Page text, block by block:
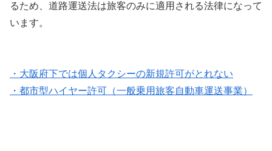
るため、道路運送法は旅客のみに適用される法律になって
います。
・大阪府下では個人タクシーの新規許可がとれない
・都市型ハイヤー許可（一般乗用旅客自動車運送事業）